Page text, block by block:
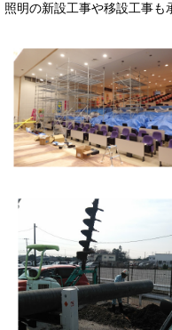
照明の新設工事や移設工事も